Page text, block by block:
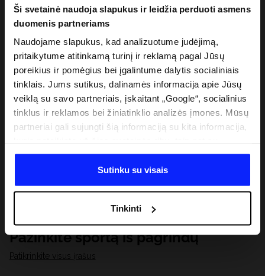
Ši svetainė naudoja slapukus ir leidžia perduoti asmens
duomenis partneriams
Naudojame slapukus, kad analizuotume judėjimą,
pritaikytume atitinkamą turinį ir reklamą pagal Jūsų
poreikius ir pomėgius bei įgalintume dalytis socialiniais
tinklais. Jums sutikus, dalinamės informacija apie Jūsų
veiklą su savo partneriais, įskaitant „Google“, socialinius
tinklus ir reklamos bei žiniatinklio analizės įmones. Mūsų
partneriai gali sujungti šią informaciją su kita informacija,
duomenimis, kuriuos jie gauna, kai naudojatės jų
paslaugomis. Gavus Jūsų leidimą, mes galime perduoti
Jūsų asmeninę informaciją savo partneriams, siekdami
analitinius tyrimus, pritaikyti turinį ir tobulinti mūsų
partnerių siūlomus sprendimus (pvz., socialinius tinklus).
Išsamią informaciją rasite mūsų Privatumo politikoje ir
skiltyje „Išsami informacija“.
Sutinku su visais
Tinkinti
Pažinkite sportą iš pagrindų
Patikrinkite visus įrašus